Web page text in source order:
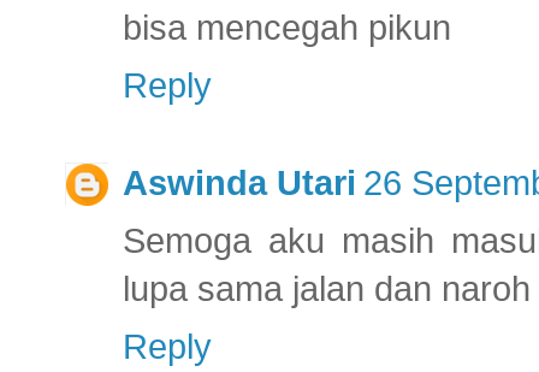
bisa mencegah pikun
Reply
Aswinda Utari 26
Semoga aku masih
lupa sama jalan dan
Reply